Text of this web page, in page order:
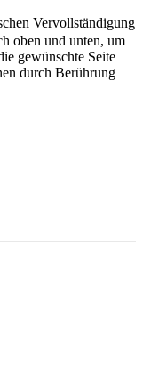
Vervollständigung
oben und unten, um
gewünschte Seite
durch Berührung